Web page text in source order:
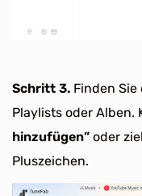
Schritt 3. Finden
Playlists oder Alben.
hinzufügen” oder
Pluszeichen.